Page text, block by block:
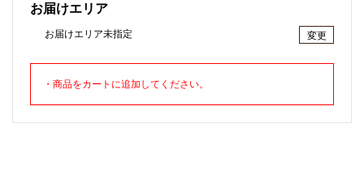
お届けエリア
お届けエリア未指定 変更
・商品をカートに追加してください。